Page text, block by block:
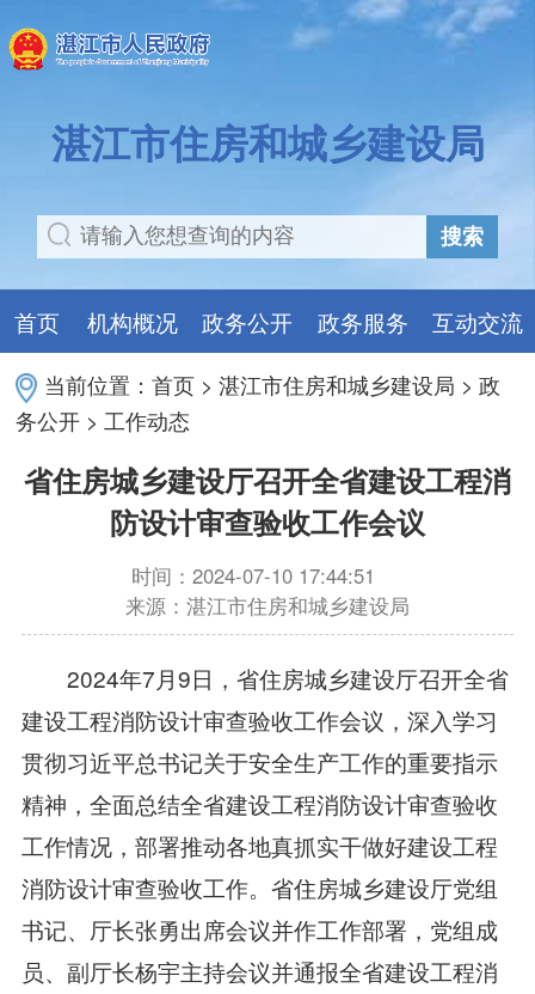
湛江市住房和城乡建设局
搜索
首页 机构概况 政务公开 政务服务 互动交流
当前位置：首页 >湛江市住房和城乡建设局 >政
务公开 > 工作动态
省住房城乡建设厅召开全省建设工程消
防设计审查验收工作会议
时间：2024-07-10 17:44:51
来源：湛江市住房和城乡建设局
2024年7月9日，省住房城乡建设厅召开全省
建设工程消防设计审查验收工作会议，深入学习
贯彻习近平总书记关于安全生产工作的重要指示
精神，全面总结全省建设工程消防设计审查验收
工作情况，部署推动各地真抓实干做好建设工程
消防设计审查验收工作。省住房城乡建设厅党组
书记、厅长张勇出席会议并作工作部署，党组成
员、副厅长杨宇主持会议并通报全省建设工程消